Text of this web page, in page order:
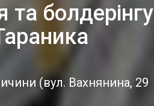
та болдерінгу
(вул. Вахнянина, 29